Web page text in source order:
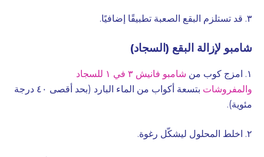
٣. قد تستلزم البقع الصعبة تطبيقًا إضافيًا.
شامبو لإزالة البقع (السجاد)
١. امزج كوب من
شامبو فانيش ٣ في ١ للسجاد
والمفروشات
بتسعة أكواب من الماء البارد (بحد أقصى ٤٠ درجة
مئوية).
٢. اخلط المحلول ليشكّل رغوة.